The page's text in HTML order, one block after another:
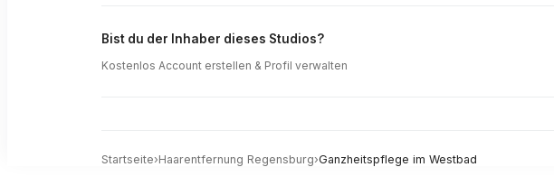
Bist du der Inhaber dieses Studios?
Kostenlos Account erstellen & Profil verwalten
Startseite›Haarentfernung Regensburg›Ganzheitspflege im Westbad